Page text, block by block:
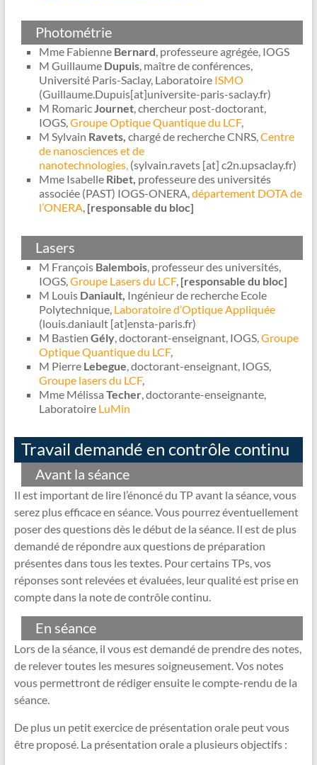
Photométrie
Mme Fabienne Bernard, professeure agrégée, IOGS
M Guillaume Dupuis, maître de conférences,
Université Paris-Saclay, Laboratoire ISMO
(Guillaume.Dupuis[at]universite-paris-saclay.fr)
M RomaricJournet, chercheur post-doctorant,
IOGS,Groupe Optique Quantique du LCF,
M Sylvain Ravets, chargé de recherche CNRS,Centre
de nanosciences et de
nanotechnologies,(sylvain.ravets [at] c2n.upsaclay.fr)
Mme Isabelle Ribet, professeure des universités
associée (PAST) IOGS-ONERA,département DOTA de
l’ONERA,[responsable du bloc]
Lasers
M François Balembois, professeur des universités,
IOGS,Groupe Lasers du LCF, [responsable du bloc]
M Louis Daniault, Ingénieur de recherche Ecole
Polytechnique, Laboratoire d’Optique Appliquée
(louis.daniault [at]ensta-paris.fr)
M Bastien Gély, doctorant-enseignant, IOGS,Groupe
Optique Quantique du LCF,
M Pierre Lebegue, doctorant-enseignant, IOGS,
Groupe lasers du LCF,
Mme Mélissa Techer, doctorante-enseignante,
Laboratoire LuMin
Travail demandé en contrôle continu
Avant la séance
Il est important de lire l’énoncé du TP avant la séance, vous
serez plus efficace en séance. Vous pourrez éventuellement
poser des questions dès le début de la séance. Il est de plus
demandé de répondre aux questions de préparation
présentes dans tous les textes. Pour certains TPs, vos
réponses sont relevées et évaluées, leur qualité est prise en
compte dans la note de contrôle continu.
En séance
Lors de la séance, il vous est demandé de prendre des notes,
de relever toutes les mesures soigneusement. Vos notes
vous permettront de rédiger ensuite le compte-rendu de la
séance.
De plus un petit exercice de présentation orale peut vous
être proposé. La présentation orale a plusieurs objectifs :